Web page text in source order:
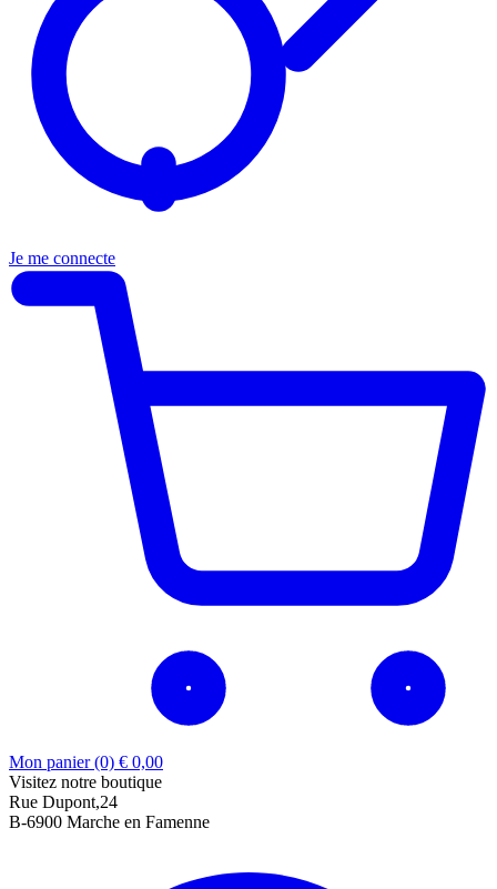
Je me connecte
Mon panier (0) € 0,00
Visitez notre boutique
Rue Dupont,24
B-6900 Marche en Famenne